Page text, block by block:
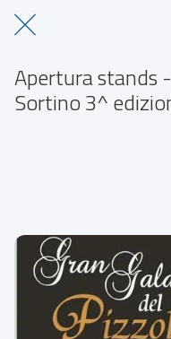
Apertura stands
Sortino 3^